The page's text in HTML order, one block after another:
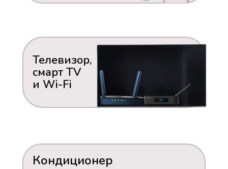
Телевизор,
смарт TV
и Wi-Fi
Кондиционер